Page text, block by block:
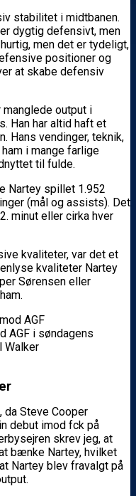
stabilitet i midtbanen.
dygtig defensivt, men
men det er tydeligt,
positioner og
at skabe defensiv
output i
Han har altid haft et
Hans vendinger, teknik,
i mange farlige
til fulde.
Nartey spillet 1.952
(mål og assists). Det
minut eller cirka hver
kvaliteter, var det et
kvaliteter Nartey
Sørensen eller
AGF i søndagens
Walker
da Steve Cooper
debut imod fck på
skrev jeg, at
bænke Nartey, hvilket
Nartey blev fravalgt på